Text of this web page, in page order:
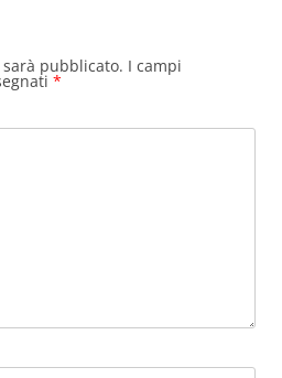
pubblicato. I campi
*